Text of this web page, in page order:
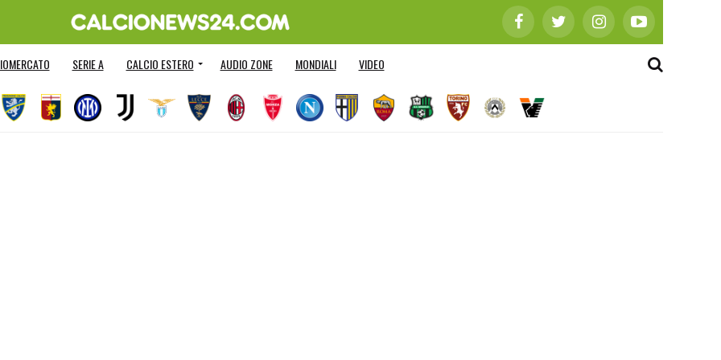
SERIE A CALCIO ESTERO AUDIO ZONE MONDIALI VIDEO